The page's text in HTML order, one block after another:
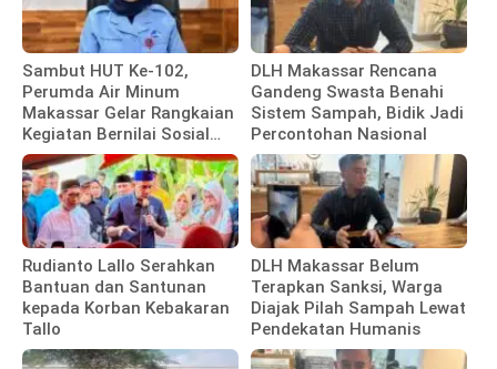
Sambut HUT Ke-102,
Perumda Air Minum
Makassar Gelar Rangkaian
Kegiatan Bernilai Sosial
dan Kebersamaan
DLH Makassar Rencana
Gandeng Swasta Benahi
Sistem Sampah, Bidik Jadi
Percontohan Nasional
Rudianto Lallo Serahkan
Bantuan dan Santunan
kepada Korban Kebakaran
Tallo
DLH Makassar Belum
Terapkan Sanksi, Warga
Diajak Pilah Sampah Lewat
Pendekatan Humanis